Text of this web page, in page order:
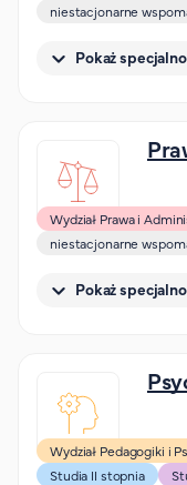
niestacjonarne
Pokaż
Wydział Prawa i
niestacjonarne
Pokaż
Wydział Pedagogiki i
Studia II stopnia